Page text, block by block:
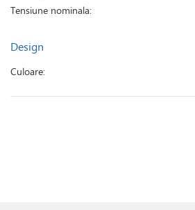
Tensiune nominala:
Design
Culoare: